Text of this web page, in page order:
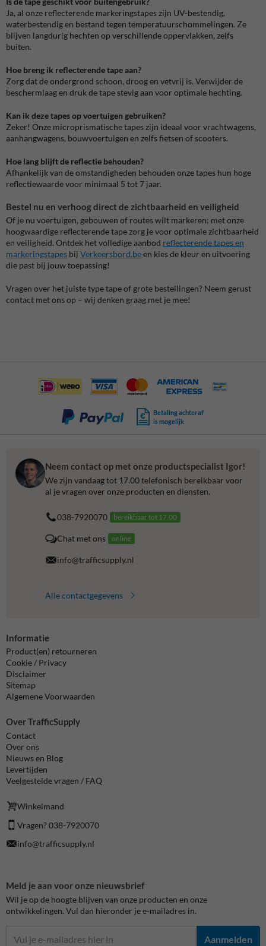
Ja, al onze reflecterende markeringstapes zijn UV-bestendig,
waterbestendig en bestand tegen temperatuurschommelingen. Ze
blijven langdurig hechten op verschillende oppervlakken, zelfs
buiten.
Hoe breng ik reflecterende tape aan?
Zorg dat de ondergrond schoon, droog en vetvrij is. Verwijder de
beschermlaag en druk de tape stevig aan voor optimale hechting.
Kan ik deze tapes op voertuigen gebruiken?
Zeker! Onze microprismatische tapes zijn ideaal voor vrachtwagens,
aanhangwagens, bouwvoertuigen en zelfs fietsen of scooters.
Hoe lang blijft de reflectie behouden?
Afhankelijk van de omstandigheden behouden onze tapes hun hoge
reflectiewaarde voor minimaal 5 tot 7 jaar.
Bestel nu en verhoog direct de zichtbaarheid en veiligheid
Of je nu voertuigen, gebouwen of routes wilt markeren: met onze
hoogwaardige reflecterende tape zorg je voor optimale zichtbaarheid
en veiligheid. Ontdek het volledige aanbod reflecterende tapes en
markeringstapes bij Verkeersbord.been kies de kleur en uitvoering
die past bij jouw toepassing!
Vragen over het juiste type tape of grote bestellingen? Neem gerust
contact met ons op – wij denken graag met je mee!
Betaling achteraf
is mogelijk
Neem contact op met onze productspecialist Igor!
We zijn vandaag tot 17.00 telefonisch bereikbaar voor
al je vragen over onze producten en diensten.
038-7920070 bereikbaar tot 17.00
Chat met ons online
info@trafficsupply.nl
Alle contactgegevens
Informatie
Product(en) retourneren
Cookie / Privacy
Disclaimer
Sitemap
Algemene Voorwaarden
Over TrafficSupply
Contact
Over ons
Nieuws en Blog
Levertijden
Veelgestelde vragen / FAQ
Winkelmand
Vragen? 038-7920070
info@trafficsupply.nl
Meld je aan voor onze nieuwsbrief
Wil je op de hoogte blijven van onze producten en onze
ontwikkelingen. Vul dan hieronder je e-mailadres in.
Aanmelden